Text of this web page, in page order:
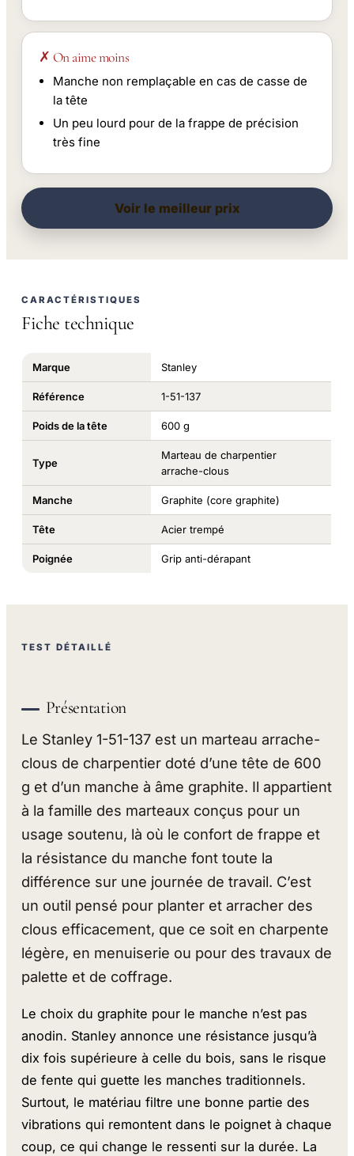
✗ On aime moins
Manche non remplaçable en cas de casse de
la tête
Un peu lourd pour de la frappe de précision
très fine
Voir le meilleur prix
CARACTÉRISTIQUES
Fiche technique
Marque Stanley
Référence 1-51-137
Poids de la tête 600 g
Type
Marteau de charpentier
arrache-clous
Manche Graphite (core graphite)
Tête Acier trempé
Poignée Grip anti-dérapant
TEST DÉTAILLÉ
Présentation
Le Stanley 1-51-137 est un marteau arrache-
clous de charpentier doté d’une tête de 600
g et d’un manche à âme graphite. Il appartient
à la famille des marteaux conçus pour un
usage soutenu, là où le confort de frappe et
la résistance du manche font toute la
différence sur une journée de travail. C’est
un outil pensé pour planter et arracher des
clous efficacement, que ce soit en charpente
légère, en menuiserie ou pour des travaux de
palette et de coffrage.
Le choix du graphite pour le manche n’est pas
anodin. Stanley annonce une résistance jusqu’à
dix fois supérieure à celle du bois, sans le risque
de fente qui guette les manches traditionnels.
Surtout, le matériau filtre une bonne partie des
vibrations qui remontent dans le poignet à chaque
coup, ce qui change le ressenti sur la durée. La